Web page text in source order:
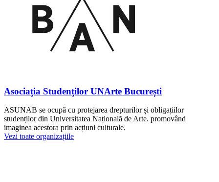
Asociația Studenților UNArte București
ASUNAB se ocupă cu protejarea drepturilor și obligațiilor
studenților din Universitatea Națională de Arte. promovând
imaginea acestora prin acțiuni culturale.
Vezi toate organizațiile